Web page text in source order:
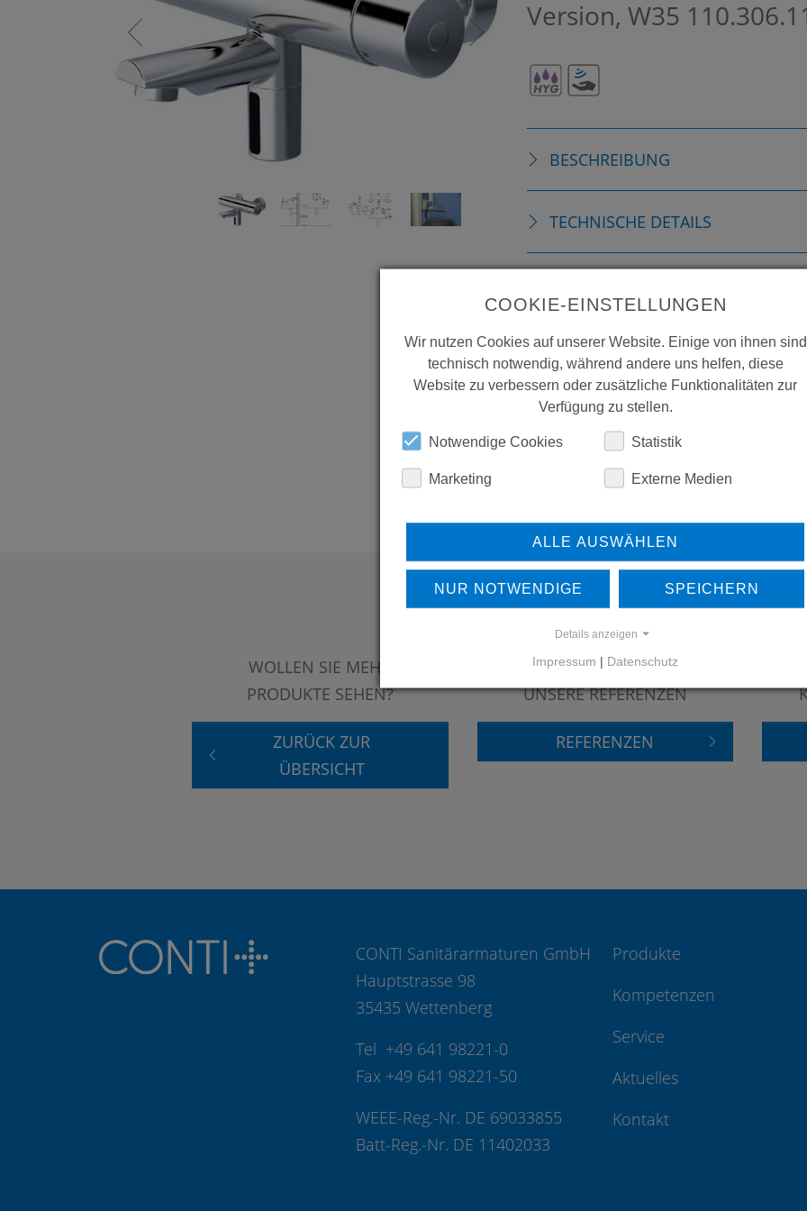
Version, W35
BESCHREIBUNG
TECHNISCHE DETAILS
VERBRAUCHSMATERIALIEN
ERSATZTEILE
DOWNLOADS
WOLLEN SIE MEHR
PRODUKTE SEHEN?
ZURÜCK ZUR
ÜBERSICHT
ERFAHREN SIE MEHR ÜBER
UNSERE REFERENZEN
REFERENZEN
CONTI Sanitärarmaturen GmbH
Hauptstrasse 98
35435 Wettenberg
Tel +49 641 98221-0
Fax +49 641 98221-50
WEEE-Reg.-Nr. DE 69033855
Batt-Reg.-Nr. DE 11402033
Produkte
Kompetenzen
Service
Aktuelles
Kontakt
COOKIE-EINSTELLUNGEN
Wir nutzen Cookies auf unserer Website. Einige von ihnen sind
technisch notwendig, während andere uns helfen, diese
Website zu verbessern oder zusätzliche Funktionalitäten zur
Verfügung zu stellen.
Notwendige Cookies Statistik
Marketing Externe Medien
ALLE AUSWÄHLEN
NUR NOTWENDIGE SPEICHERN
Details anzeigen
Impressum | Datenschutz